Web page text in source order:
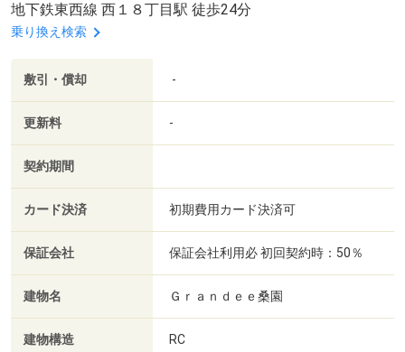
地下鉄東西線 西１８丁目駅 徒歩24分
乗り換え検索
敷引・償却 -
更新料 -
契約期間
カード決済 初期費用カード決済可
保証会社 保証会社利用必 初回契約時：50％
建物名 Ｇｒａｎｄｅｅ桑園
建物構造 RC